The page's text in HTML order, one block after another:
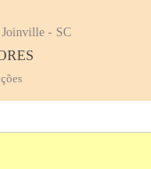
Joinville - SC